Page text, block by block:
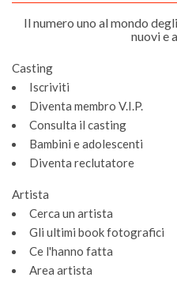
Il numero uno al mondo
nuovi e
Casting
Iscriviti
Diventa membro V.I.P.
Consulta il casting
Bambini e adolescenti
Diventa reclutatore
Artista
Cerca un artista
Gli ultimi book fotografici
Ce l'hanno fatta
Area artista